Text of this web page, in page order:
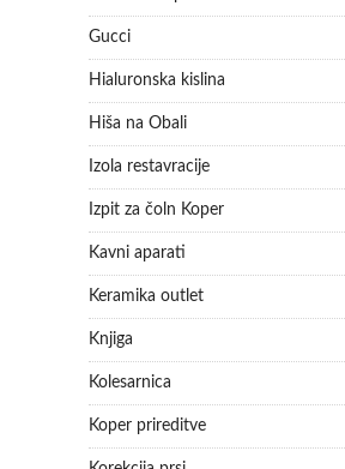
Gucci
Hialuronska kislina
Hiša na Obali
Izola restavracije
Izpit za čoln Koper
Kavni aparati
Keramika outlet
Knjiga
Kolesarnica
Koper prireditve